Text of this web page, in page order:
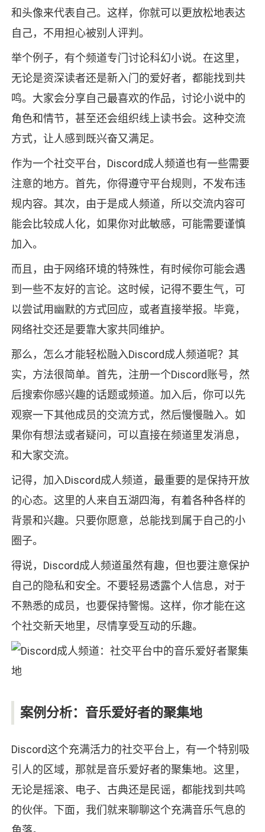
和头像来代表自己。这样，你就可以更放松地表达
自己，不用担心被别人评判。
举个例子，有个频道专门讨论科幻小说。在这里，
无论是资深读者还是新入门的爱好者，都能找到共
鸣。大家会分享自己最喜欢的作品，讨论小说中的
角色和情节，甚至还会组织线上读书会。这种交流
方式，让人感到既兴奋又满足。
作为一个社交平台，Discord成人频道也有一些需要
注意的地方。首先，你得遵守平台规则，不发布违
规内容。其次，由于是成人频道，所以交流内容可
能会比较成人化，如果你对此敏感，可能需要谨慎
加入。
而且，由于网络环境的特殊性，有时候你可能会遇
到一些不友好的言论。这时候，记得不要生气，可
以尝试用幽默的方式回应，或者直接举报。毕竟，
网络社交还是要靠大家共同维护。
那么，怎么才能轻松融入Discord成人频道呢？其
实，方法很简单。首先，注册一个Discord账号，然
后搜索你感兴趣的话题或频道。加入后，你可以先
观察一下其他成员的交流方式，然后慢慢融入。如
果你有想法或者疑问，可以直接在频道里发消息，
和大家交流。
记得，加入Discord成人频道，最重要的是保持开放
的心态。这里的人来自五湖四海，有着各种各样的
背景和兴趣。只要你愿意，总能找到属于自己的小
圈子。
得说，Discord成人频道虽然有趣，但也要注意保护
自己的隐私和安全。不要轻易透露个人信息，对于
不熟悉的成员，也要保持警惕。这样，你才能在这
个社交新天地里，尽情享受互动的乐趣。
案例分析：音乐爱好者的聚集地
Discord这个充满活力的社交平台上，有一个特别吸
引人的区域，那就是音乐爱好者的聚集地。这里，
无论是摇滚、电子、古典还是民谣，都能找到共鸣
的伙伴。下面，我们就来聊聊这个充满音乐气息的